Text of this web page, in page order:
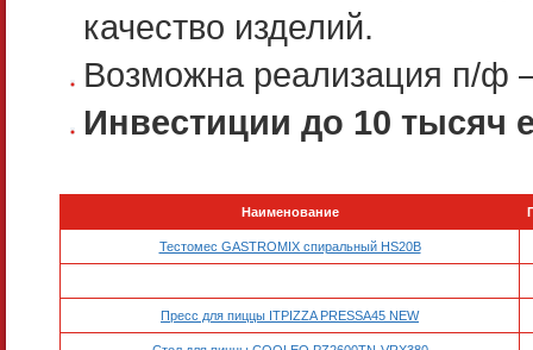
качество изделий.
Возможна реализация п/ф
Инвестиции до 10 тысяч
Наименование
Тестомес GASTROMIX спиральный HS20B
Пресс для пиццы ITPIZZA PRESSA45 NEW